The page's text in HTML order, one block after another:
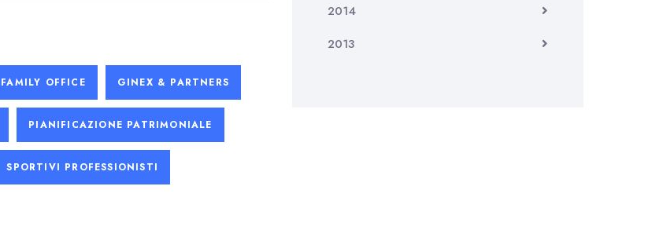
FAMILY OFFICE GINEX & PARTNERS
PIANIFICAZIONE PATRIMONIALE
SPORTIVI PROFESSIONISTI
2014
2013